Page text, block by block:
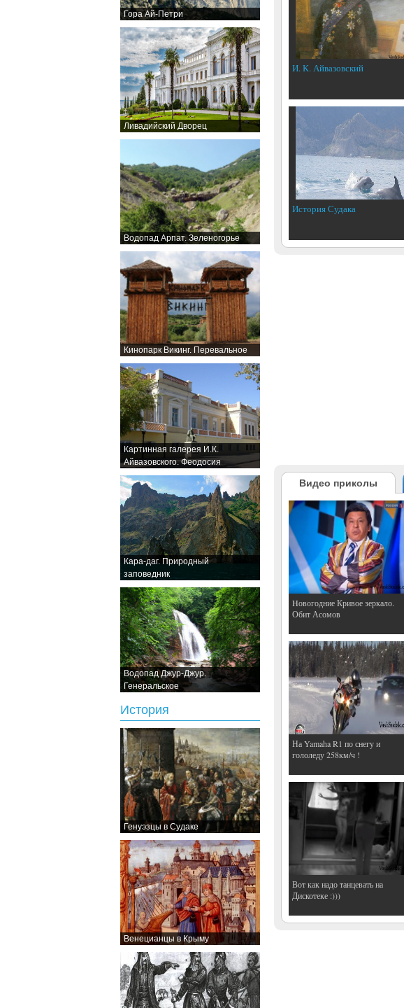
Гора Ай-Петри
Ливадийский Дворец
Водопад Арпат. Зеленогорье
Кинопарк Викинг. Перевальное
Картинная галерея И.К.
Айвазовского. Феодосия
Кара-даг. Природный
заповедник
Водопад Джур-Джур.
Генеральское
История
Генуэзцы в Судаке
Венецианцы в Крыму
И. К. Айвазовский
История Судака
Видео приколы
Hовогодние Кривое зеркало.
Обит Асомов
На Yamaha R1 по снегу и
гололеду 258км/ч !
Вот как надо танцевать на
Дискотеке :)))